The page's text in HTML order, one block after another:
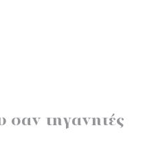
σαν τηγανητές